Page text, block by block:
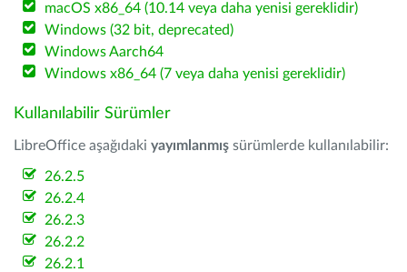
macOS x86_64 (10.14 veya daha yenisi gereklidir)
Windows (32 bit, deprecated)
Windows Aarch64
Windows x86_64 (7 veya daha yenisi gereklidir)
Kullanılabilir Sürümler
LibreOffice aşağıdaki yayımlanmış sürümlerde kullanılabilir:
26.2.5
26.2.4
26.2.3
26.2.2
26.2.1